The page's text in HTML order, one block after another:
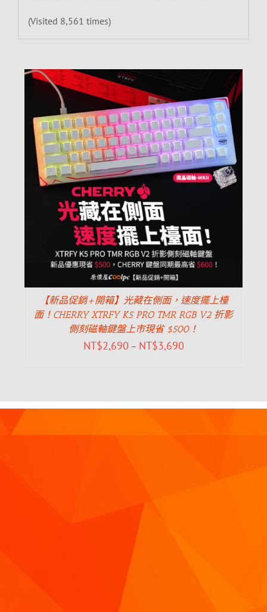
(Visited 8,561 times)
【新品促銷+開箱】光藏在側面，速度擺上檯
面！CHERRY XTRFY K5 PRO TMR RGB V2 折影
側刻磁軸鍵盤上市現省 $500！
NT$2,690 – NT$3,690